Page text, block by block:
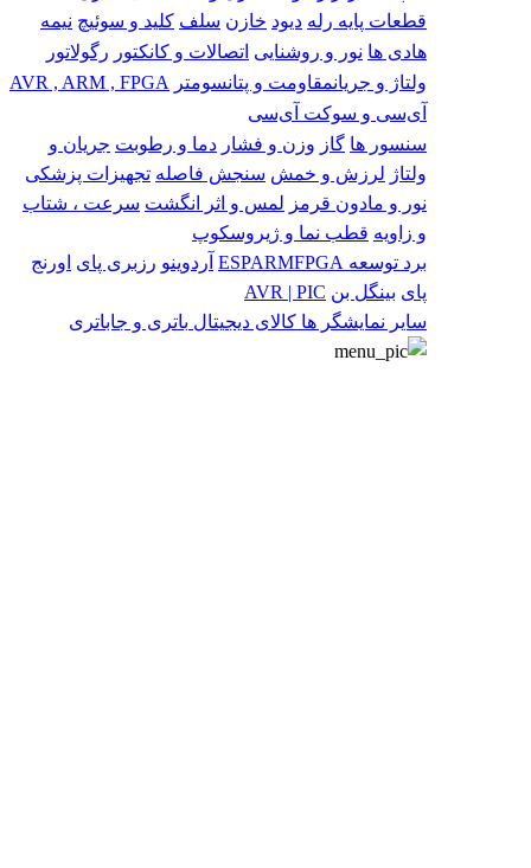
قطعات پایه رله دیود خازن سلف کلید و سوئیچ نیمه
هادی ها نور و روشنایی اتصالات و کانکتور رگولاتور
ولتاژ و جریانمقاومت و پتانسومتر
AVR , ARM , FPGA
آی‌سی و سوکت آی‌سی
سنسور ها گاز وزن و فشار دما و رطوبت جریان و
ولتاژ لرزش و خمش سنجش فاصله تجهیزات پزشکی
نور و مادون قرمز لمس و اثر انگشت سرعت ، شتاب
و زاویه قطب نما و ژیروسکوپ
برد توسعه
ESPARMFPGA آردوینو رزبری پای اورنج
پای بینگل بن AVR | PIC
سایر نمایشگر ها کالای دیجیتال باتری و جاباتری